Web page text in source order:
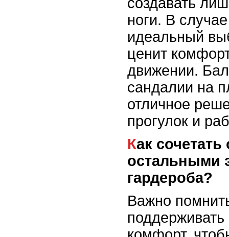
ноги. В
идеальный
ценит
движении.
сандалии на
отличное
прогулок и
Как сочетать обувь с
остальными
гардероба?
Важно